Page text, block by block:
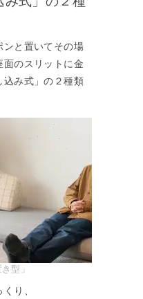
ンと置いてその場
面のスリットに金
込み式」の２種類
型」
り、